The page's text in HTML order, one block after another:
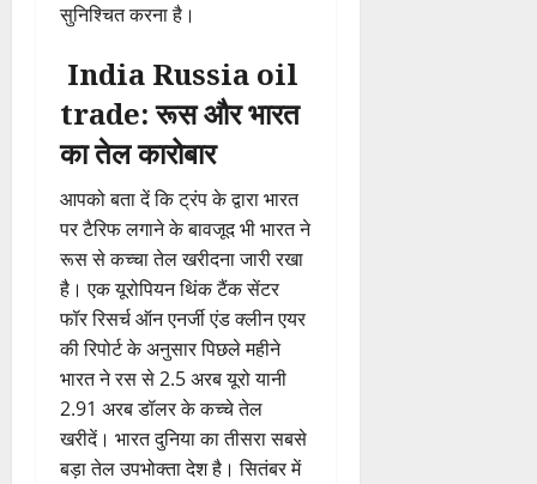
सुनिश्चित करना है।
India Russia oil
trade: रूस और भारत
का तेल कारोबार
आपको बता दें कि ट्रंप के द्वारा भारत
पर टैरिफ लगाने के बावजूद भी भारत ने
रूस से कच्चा तेल खरीदना जारी रखा
है। एक यूरोपियन थिंक टैंक सेंटर
फॉर रिसर्च ऑन एनर्जी एंड क्लीन एयर
की रिपोर्ट के अनुसार पिछले महीने
भारत ने रस से 2.5 अरब यूरो यानी
2.91 अरब डॉलर के कच्चे तेल
खरीदें। भारत दुनिया का तीसरा सबसे
बड़ा तेल उपभोक्ता देश है। सितंबर में